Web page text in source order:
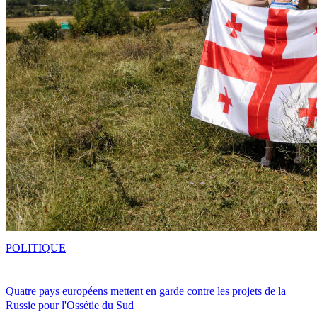
Quatre pays européens mettent en garde contre les projets de la
Russie pour l'Ossétie du Sud
POLITIQUE